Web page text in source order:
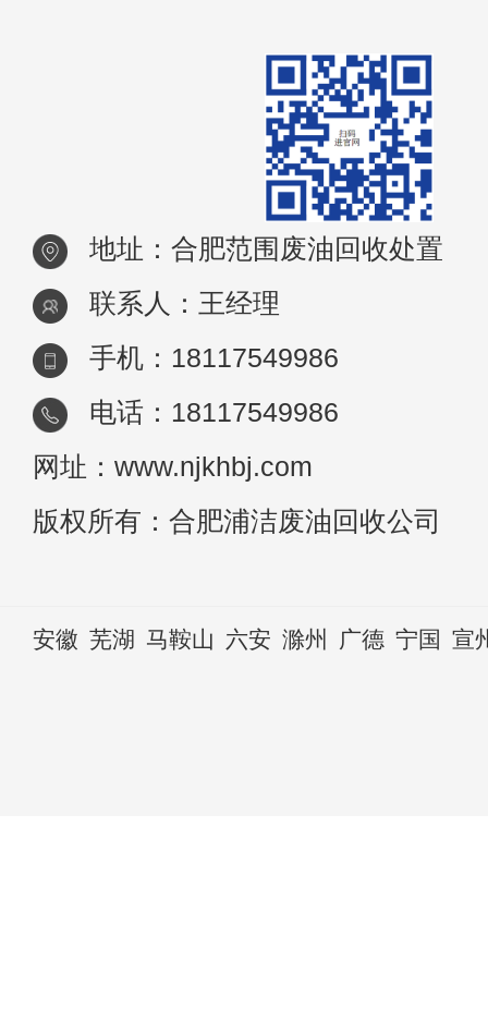
地址：合肥范围废油回收处置
联系人：王经理
手机：18117549986
电话：18117549986
网址：www.njkhbj.com
版权所有：合肥浦洁废油回收公司
安徽 芜湖 马鞍山 六安 滁州 广德 宁国 宣